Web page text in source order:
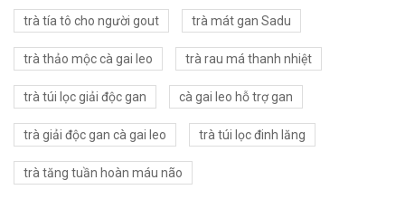
trà tía tô cho người gout trà mát gan Sadu
trà thảo mộc cà gai leo trà rau má thanh nhiệt
trà túi lọc giải độc gan cà gai leo hỗ trợ gan
trà giải độc gan cà gai leo trà túi lọc đinh lăng
trà tăng tuần hoàn máu não